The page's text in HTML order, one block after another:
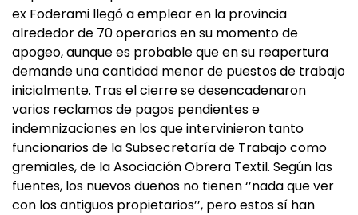
ex Foderami llegó a emplear en la provincia
alrededor de 70 operarios en su momento de
apogeo, aunque es probable que en su reapertura
demande una cantidad menor de puestos de trabajo
inicialmente. Tras el cierre se desencadenaron
varios reclamos de pagos pendientes e
indemnizaciones en los que intervinieron tanto
funcionarios de la Subsecretaría de Trabajo como
gremiales, de la Asociación Obrera Textil. Según las
fuentes, los nuevos dueños no tienen ‘’nada que ver
con los antiguos propietarios’’, pero estos sí han